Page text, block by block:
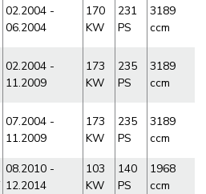
02.2004 -
06.2004
170
KW
231
PS
3189
ccm
02.2004 -
11.2009
173
KW
235
PS
3189
ccm
07.2004 -
11.2009
173
KW
235
PS
3189
ccm
08.2010 -
12.2014
103
KW
140
PS
1968
ccm